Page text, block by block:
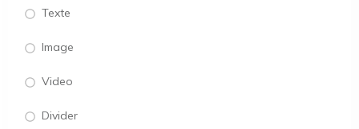
Texte
Image
Video
Divider